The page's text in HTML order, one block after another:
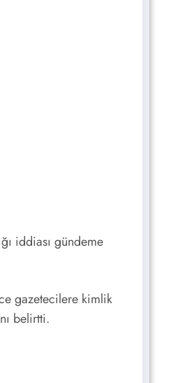
iddiası gündeme
gazetecilere kimlik
belirtti.